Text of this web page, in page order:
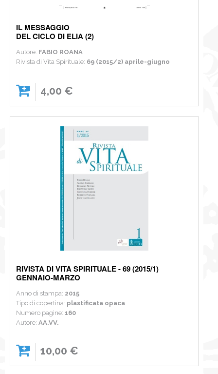
IL MESSAGGIO
DEL CICLO DI ELIA (2)
Autore: FABIO ROANA
Rivista di Vita Spirituale: 69 (2015/2) aprile-giugno
4,00 €
RIVISTA DI VITA SPIRITUALE - 69 (2015/1)
GENNAIO-MARZO
Anno di stampa: 2015
Tipo di copertina: plastificata opaca
Numero pagine: 160
Autore: AA.VV.
10,00 €